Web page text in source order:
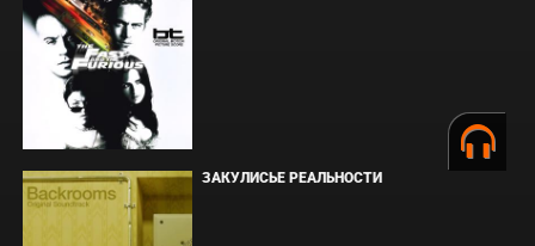
ЗАКУЛИСЬЕ РЕАЛЬНОСТИ